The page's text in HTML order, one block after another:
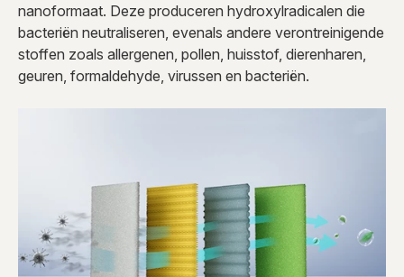
nanoformaat. Deze produceren hydroxylradicalen die
bacteriën neutraliseren, evenals andere verontreinigende
stoffen zoals allergenen, pollen, huisstof, dierenharen,
geuren, formaldehyde, virussen en bacteriën.